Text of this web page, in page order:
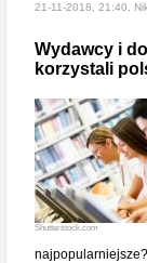
21-11-2018, 21:40,
Wydawcy i
korzystali
Shutterstock.com
najpopularniejsze?